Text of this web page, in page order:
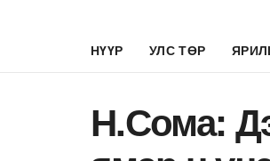
НҮҮР УЛС ТӨР
Н.Сома: